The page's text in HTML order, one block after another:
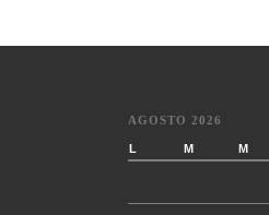
AGOSTO 2026
L M M